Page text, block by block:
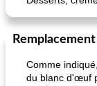
Comme
du blanc d'œuf